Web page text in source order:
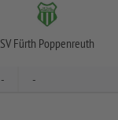
SV Fürth Poppenreuth
- -